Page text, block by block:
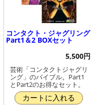
コンタクト・ジャグリング
Part1＆2 BOXセット
5,500円
芸術「コンタクトジャグリ
ング」のバイブル。Part1
とPart2のお得なセット。
カートに入れる